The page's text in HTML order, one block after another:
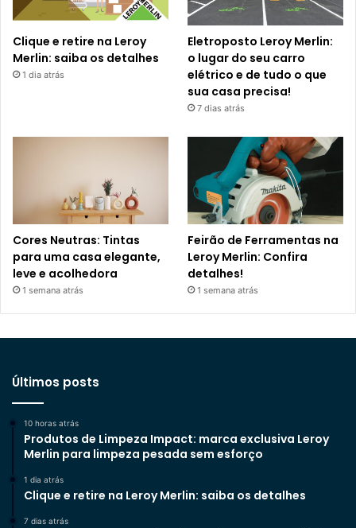
Clique e retire na Leroy
Merlin: saiba os detalhes
1 dia atrás
Eletroposto Leroy Merlin:
o lugar do seu carro
elétrico e de tudo o que
sua casa precisa!
7 dias atrás
Cores Neutras: Tintas
para uma casa elegante,
leve e acolhedora
1 semana atrás
Feirão de Ferramentas na
Leroy Merlin: Confira
detalhes!
1 semana atrás
Últimos posts
10 horas atrás
Produtos de Limpeza Impact: marca exclusiva Leroy
Merlin para limpeza pesada sem esforço
1 dia atrás
Clique e retire na Leroy Merlin: saiba os detalhes
7 dias atrás